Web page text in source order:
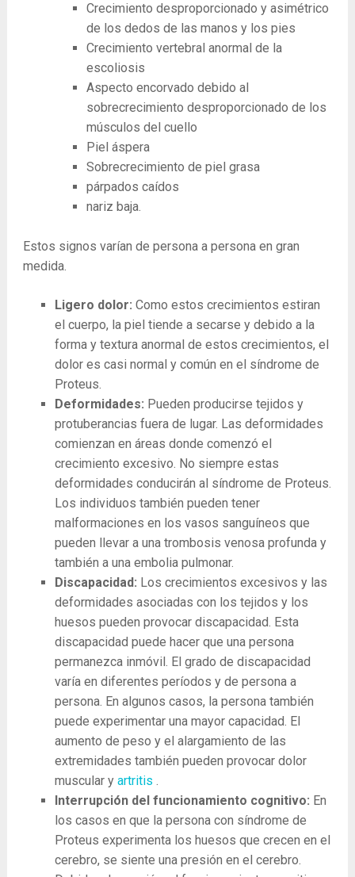
Crecimiento desproporcionado y asimétrico
de los dedos de las manos y los pies
Crecimiento vertebral anormal de la
escoliosis
Aspecto encorvado debido al
sobrecrecimiento desproporcionado de los
músculos del cuello
Piel áspera
Sobrecrecimiento de piel grasa
párpados caídos
nariz baja.
Estos signos varían de persona a persona en gran
medida.
Ligero dolor: Como estos crecimientos estiran
el cuerpo, la piel tiende a secarse y debido a la
forma y textura anormal de estos crecimientos, el
dolor es casi normal y común en el síndrome de
Proteus.
Deformidades: Pueden producirse tejidos y
protuberancias fuera de lugar. Las deformidades
comienzan en áreas donde comenzó el
crecimiento excesivo. No siempre estas
deformidades conducirán al síndrome de Proteus.
Los individuos también pueden tener
malformaciones en los vasos sanguíneos que
pueden llevar a una trombosis venosa profunda y
también a una embolia pulmonar.
Discapacidad: Los crecimientos excesivos y las
deformidades asociadas con los tejidos y los
huesos pueden provocar discapacidad. Esta
discapacidad puede hacer que una persona
permanezca inmóvil. El grado de discapacidad
varía en diferentes períodos y de persona a
persona. En algunos casos, la persona también
puede experimentar una mayor capacidad. El
aumento de peso y el alargamiento de las
extremidades también pueden provocar dolor
muscular y artritis .
Interrupción del funcionamiento cognitivo: En
los casos en que la persona con síndrome de
Proteus experimenta los huesos que crecen en el
cerebro, se siente una presión en el cerebro.